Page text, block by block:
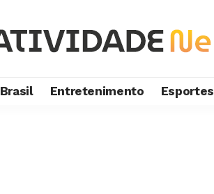
Brasil Entretenimento Esportes